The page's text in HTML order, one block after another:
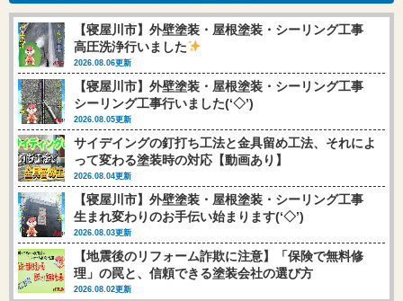
【寝屋川市】外壁塗装・屋根塗装・シーリング工事
高圧洗浄行いました
2026.08.06更新
【寝屋川市】外壁塗装・屋根塗装・シーリング工事
シーリング工事行いました(‘◇’)ゞ
2026.08.05更新
サイデイングの釘打ち工法と金具留め工法、それによ
って変わる塗装時の対応【動画あり】
2026.08.04更新
【寝屋川市】外壁塗装・屋根塗装・シーリング工事
生まれ変わりのお手伝い始まります(‘◇’)ゞ
2026.08.03更新
【地震後のリフォーム詐欺に注意】「保険で無料修
理」の罠と、信頼できる塗装会社の選び方
2026.08.02更新